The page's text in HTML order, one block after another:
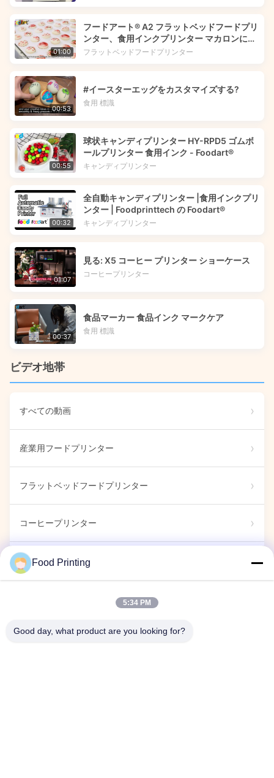
01:00
フードアート® A2 フラットベッドフードプリ
ンター、食用インクプリンター マカロンに花
の画像を印刷 | Foodprinttech
フラットベッドフードプリンター
00:53
#イースターエッグをカスタマイズする?
食用 標識
00:55
球状キャンディプリンター HY-RPD5 ゴムボ
ールプリンター 食用インク - Foodart®
キャンディプリンター
00:32
全自動キャンディプリンター |食用インクプリ
ンター | Foodprinttech の Foodart®
キャンディプリンター
01:07
見る: X5 コーヒー プリンター ショーケース
コーヒープリンター
00:37
食品マーカー 食品インク マークケア
食用 標識
ビデオ地帯
すべての動画
産業用フードプリンター
フラットベッドフードプリンター
コーヒープリンター
食用 標識
カプセルプリンター
Food Printing
5:34 PM
Good day, what product are you looking for?